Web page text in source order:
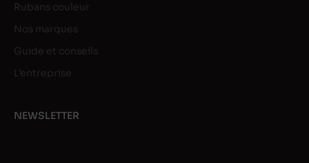
Rubans couleur
Nos marques
Guide et conseils
L’entreprise
NEWSLETTER